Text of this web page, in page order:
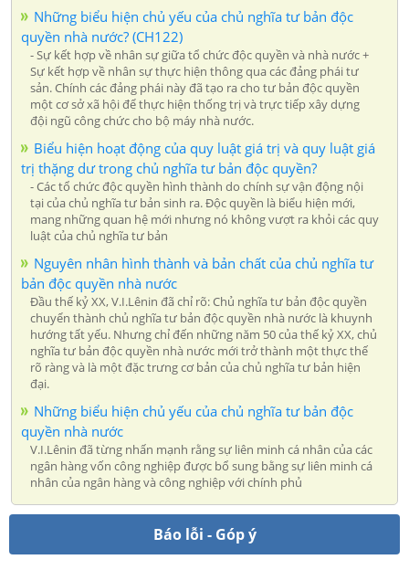
Những biểu hiện chủ yếu của chủ nghĩa tư bản độc
quyền nhà nước? (CH122)
- Sự kết hợp về nhân sự giữa tổ chức độc quyền và nhà nước +
Sự kết hợp về nhân sự thực hiện thông qua các đảng phái tư
sản. Chính các đảng phái này đã tạo ra cho tư bản độc quyền
một cơ sở xã hội để thực hiện thống trị và trực tiếp xây dựng
đội ngũ công chức cho bộ máy nhà nước.
Biểu hiện hoạt động của quy luật giá trị và quy luật giá
trị thặng dư trong chủ nghĩa tư bản độc quyền?
- Các tổ chức độc quyền hình thành do chính sự vận động nội
tại của chủ nghĩa tư bản sinh ra. Độc quyền là biểu hiện mới,
mang những quan hệ mới nhưng nó không vượt ra khỏi các quy
luật của chủ nghĩa tư bản
Nguyên nhân hình thành và bản chất của chủ nghĩa tư
bản độc quyền nhà nước
Đầu thế kỷ XX, V.I.Lênin đã chỉ rõ: Chủ nghĩa tư bản độc quyền
chuyển thành chủ nghĩa tư bản độc quyền nhà nước là khuynh
hướng tất yếu. Nhưng chỉ đến những năm 50 của thế kỷ XX, chủ
nghĩa tư bản độc quyền nhà nước mới trở thành một thực thế
rõ ràng và là một đặc trưng cơ bản của chủ nghĩa tư bản hiện
đại.
Những biểu hiện chủ yếu của chủ nghĩa tư bản độc
quyền nhà nước
V.I.Lênin đã từng nhấn mạnh rằng sự liên minh cá nhân của các
ngân hàng vốn công nghiệp được bổ sung bằng sự liên minh cá
nhân của ngân hàng và công nghiệp với chính phủ
Báo lỗi - Góp ý